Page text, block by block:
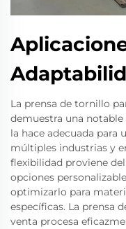
La prensa de tornillo
demuestra una
la hace adecuada para
múltiples industrias y
flexibilidad proviene
opciones
optimizarlo para
específicas. La prensa
venta procesa